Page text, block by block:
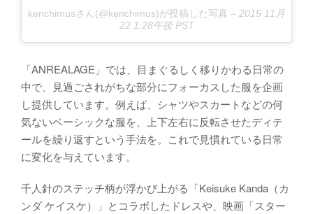
kenchimusさん(@kenchimus)が投稿した写真 – 2015 11月
22 1:28午後 PST
「ANREALAGE」では、目まぐるしく移りかわる日常の
中で、見過ごされがちな部分にフォーカスした服を企画
し提供しています。例えば、シャツやスカートなどの何
気ないベーシックな服を、上下左右に反転させたディテ
ールを繰り返すという手法を。これで見慣れている日常
に変化を与えています。
千人針のステッチ柄が浮かび上がる「Keisuke Kanda（カ
ンダ ケイスケ）」とコラボしたドレスや、映画「スター